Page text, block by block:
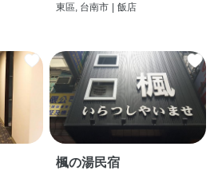
東區, 台南市 | 飯店
楓の湯民宿